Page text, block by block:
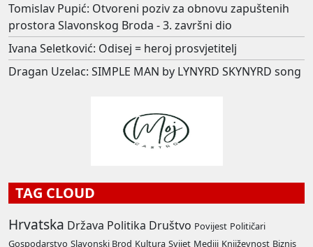
Tomislav Pupić: Otvoreni poziv za obnovu zapuštenih
prostora Slavonskog Broda - 3. završni dio
Ivana Seletković: Odisej = heroj prosvjetitelj
Dragan Uzelac: SIMPLE MAN by LYNYRD SKYNYRD song
TAG CLOUD
Hrvatska Država Politika Društvo Povijest Političari
Gospodarstvo Slavonski Brod Kultura Svijet Mediji Književnost Biznis